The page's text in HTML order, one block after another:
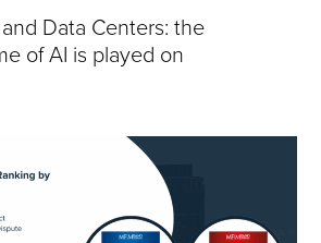
Data Centers: the
of AI is played on